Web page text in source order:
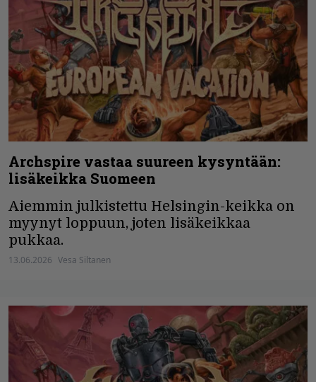
Archspire vastaa suureen kysyntään:
lisäkeikka Suomeen
Aiemmin julkistettu Helsingin-keikka on
myynyt loppuun, joten lisäkeikkaa
pukkaa.
13.06.2026 Vesa Siltanen